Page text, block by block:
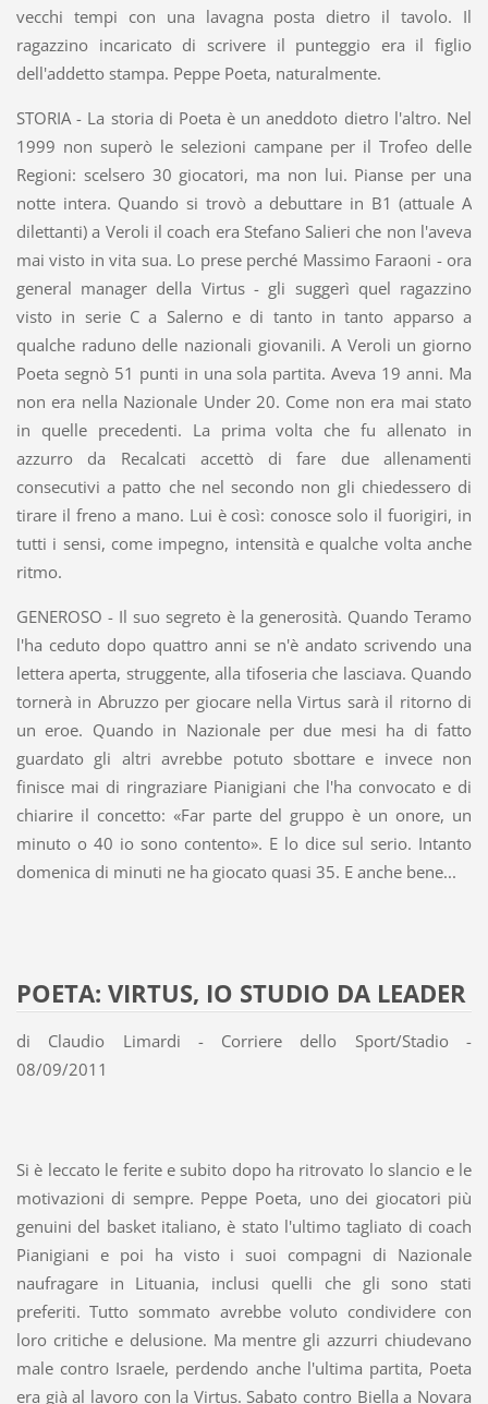
vecchi tempi con una lavagna posta dietro il tavolo. Il
ragazzino incaricato di scrivere il punteggio era il figlio
dell'addetto stampa. Peppe Poeta, naturalmente.
STORIA - La storia di Poeta è un aneddoto dietro l'altro. Nel
1999 non superò le selezioni campane per il Trofeo delle
Regioni: scelsero 30 giocatori, ma non lui. Pianse per una
notte intera. Quando si trovò a debuttare in B1 (attuale A
dilettanti) a Veroli il coach era Stefano Salieri che non l'aveva
mai visto in vita sua. Lo prese perché Massimo Faraoni - ora
general manager della Virtus - gli suggerì quel ragazzino
visto in serie C a Salerno e di tanto in tanto apparso a
qualche raduno delle nazionali giovanili. A Veroli un giorno
Poeta segnò 51 punti in una sola partita. Aveva 19 anni. Ma
non era nella Nazionale Under 20. Come non era mai stato
in quelle precedenti. La prima volta che fu allenato in
azzurro da Recalcati accettò di fare due allenamenti
consecutivi a patto che nel secondo non gli chiedessero di
tirare il freno a mano. Lui è così: conosce solo il fuorigiri, in
tutti i sensi, come impegno, intensità e qualche volta anche
ritmo.
GENEROSO - Il suo segreto è la generosità. Quando Teramo
l'ha ceduto dopo quattro anni se n'è andato scrivendo una
lettera aperta, struggente, alla tifoseria che lasciava. Quando
tornerà in Abruzzo per giocare nella Virtus sarà il ritorno di
un eroe. Quando in Nazionale per due mesi ha di fatto
guardato gli altri avrebbe potuto sbottare e invece non
finisce mai di ringraziare Pianigiani che l'ha convocato e di
chiarire il concetto: «Far parte del gruppo è un onore, un
minuto o 40 io sono contento». E lo dice sul serio. Intanto
domenica di minuti ne ha giocato quasi 35. E anche bene...
POETA: VIRTUS, IO STUDIO DA LEADER
di Claudio Limardi - Corriere dello Sport/Stadio -
08/09/2011
Si è leccato le ferite e subito dopo ha ritrovato lo slancio e le
motivazioni di sempre. Peppe Poeta, uno dei giocatori più
genuini del basket italiano, è stato l'ultimo tagliato di coach
Pianigiani e poi ha visto i suoi compagni di Nazionale
naufragare in Lituania, inclusi quelli che gli sono stati
preferiti. Tutto sommato avrebbe voluto condividere con
loro critiche e delusione. Ma mentre gli azzurri chiudevano
male contro Israele, perdendo anche l'ultima partita, Poeta
era già al lavoro con la Virtus. Sabato contro Biella a Novara